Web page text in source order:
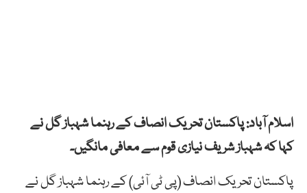
اسلام آباد: پاکستان تحریک انصاف کے رہنما شہباز گل نے
کہا کہ شہباز شریف نیازی قوم سے معافی مانگیں۔
پاکستان تحریک انصاف (پی ٹی آئی) کے رہنما شہباز گل نے